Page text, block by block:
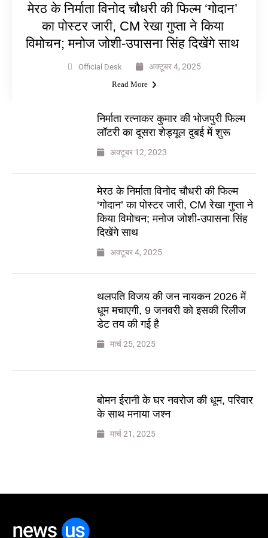
मेरठ के निर्माता विनोद चौधरी की फिल्म ‘गोदान’
का पोस्टर जारी, CM रेखा गुप्ता ने किया
विमोचन; मनोज जोशी-उपासना सिंह दिखेंगे साथ
Official Desk अक्टूबर 4, 2025
Read More
निर्माता रत्नाकर कुमार की भोजपुरी फिल्म
लॉटरी का दूसरा शेड्यूल दुबई में शुरू
अक्टूबर 12, 2023
मेरठ के निर्माता विनोद चौधरी की फिल्म
‘गोदान’ का पोस्टर जारी, CM रेखा गुप्ता ने
किया विमोचन; मनोज जोशी-उपासना सिंह
दिखेंगे साथ
अक्टूबर 4, 2025
थलपति विजय की जन नायकन 2026 में
धूम मचाएगी, 9 जनवरी को इसकी रिलीज
डेट तय की गई है
मार्च 25, 2025
बोमन ईरानी के घर नवरोज की धूम, परिवार
के साथ मनाया जश्न
मार्च 21, 2025